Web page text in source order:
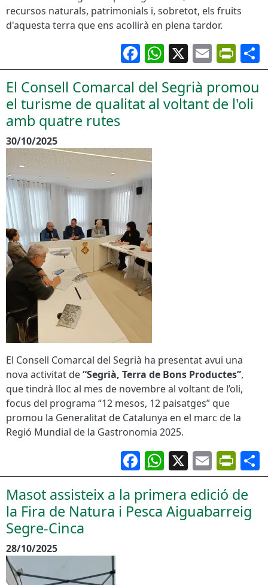
recursos naturals, patrimonials i, sobretot, els fruits
d'aquesta terra que ens acollirà en plena tardor.
Facebook
WhatsApp
X Email
El Consell Comarcal del Segrià promou
el turisme de qualitat al voltant de l'oli
amb quatre rutes
30/10/2025
El Consell Comarcal del Segrià ha presentat avui una
nova activitat de“Segrià, Terra de Bons Productes”,
que tindrà lloc al mes de novembre al voltant de l’oli,
focus del programa “12 mesos, 12 paisatges” que
promou la Generalitat de Catalunya en el marc de la
Regió Mundial de la Gastronomia 2025.
Facebook
WhatsApp
X Email
Masot assisteix a la primera edició de
la Fira de Natura i Pesca Aiguabarreig
Segre-Cinca
28/10/2025